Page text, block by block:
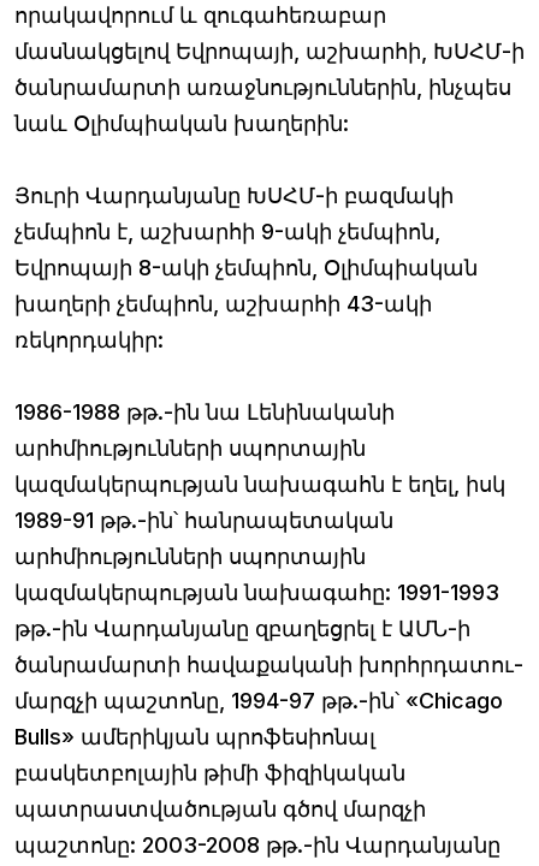
որակավորում և զուգահեռաբար
մասնակցելով Եվրոպայի, աշխարհի, ԽՍՀՄ-ի
ծանրամարտի առաջնություններին, ինչպես
նաև Օլիմպիական խաղերին:
Յուրի Վարդանյանը ԽՍՀՄ-ի բազմակի
չեմպիոն է, աշխարհի 9-ակի չեմպիոն,
Եվրոպայի 8-ակի չեմպիոն, Օլիմպիական
խաղերի չեմպիոն, աշխարհի 43-ակի
ռեկորդակիր:
1986-1988 թթ.-ին նա Լենինականի
արհմիությունների սպորտային
կազմակերպության նախագահն է եղել, իսկ
1989-91 թթ.-ին՝ հանրապետական
արհմիությունների սպորտային
կազմակերպության նախագահը: 1991-1993
թթ.-ին Վարդանյանը զբաղեցրել է ԱՄՆ-ի
ծանրամարտի հավաքականի խորհրդատու-
մարզչի պաշտոնը, 1994-97 թթ.-ին՝ «Chicago
Bulls» ամերիկյան պրոֆեսիոնալ
բասկետբոլային թիմի ֆիզիկական
պատրաստվածության գծով մարզչի
պաշտոնը: 2003-2008 թթ.-ին Վարդանյանը